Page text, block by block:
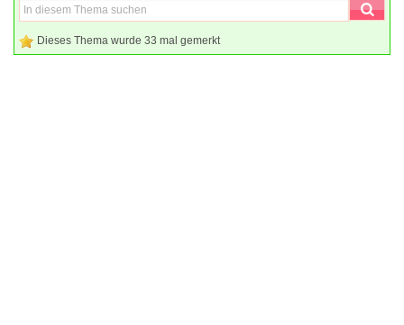
Dieses Thema wurde 33 mal gemerkt